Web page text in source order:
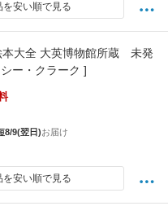
を安い順で見る
大全 大英博物館所蔵 未発
ー・クラーク ]
8/9(翌日)お届け
を安い順で見る